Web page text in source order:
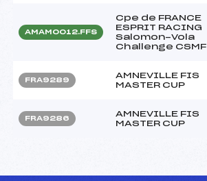
AMAM0012.FFS
Cpe de FRANCE
ESPRIT RACING
Salomon-Vola
Challenge CSMF
FRA9289
AMNEVILLE FIS
MASTER CUP
FRA9286
AMNEVILLE FIS
MASTER CUP